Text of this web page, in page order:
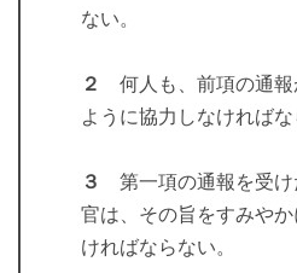
ない。
２ 何人も、前項の通
ように協力しなければな
３ 第一項の通報を受
官は、その旨をすみや
ければならない。